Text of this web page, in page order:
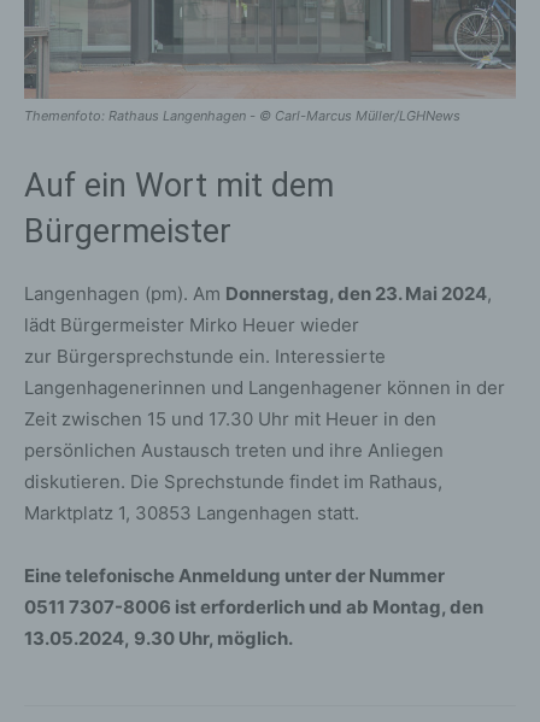
Themenfoto: Rathaus Langenhagen - © Carl-Marcus Müller/LGHNews
Auf ein Wort mit dem
Bürgermeister
Langenhagen (pm). Am Donnerstag, den 23. Mai 2024,
lädt Bürgermeister Mirko Heuer wieder
zur Bürgersprechstunde ein. Interessierte
Langenhagenerinnen und Langenhagener können in der
Zeit zwischen 15 und 17.30 Uhr mit Heuer in den
persönlichen Austausch treten und ihre Anliegen
diskutieren. Die Sprechstunde findet im Rathaus,
Marktplatz 1, 30853 Langenhagen statt.
Eine telefonische Anmeldung unter der Nummer
0511 7307-8006 ist erforderlich und ab Montag, den
13.05.2024, 9.30 Uhr, möglich.